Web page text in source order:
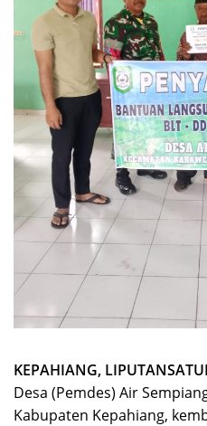
KEPAHIANG,
Desa (Pemdes) Air
Kabupaten Kepahiang,